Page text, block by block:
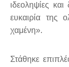
ιδεοληψίες και
ευκαιρία της
χαμένη».
Στάθηκε